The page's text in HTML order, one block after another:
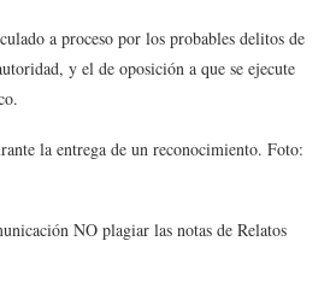
a proceso por los probables delitos de
y el de oposición a que se ejecute
la entrega de un reconocimiento. Foto:
NO plagiar las notas de Relatos